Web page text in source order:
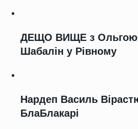
ДЕЩО ВИЩЕ з Ольгою
Шабалін у Рівному
Нардеп Василь
БлаБлакарі